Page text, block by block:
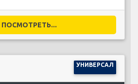
ПОСМОТРЕТЬ...
УНИВЕРСАЛ